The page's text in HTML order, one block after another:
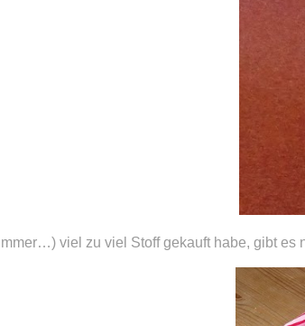
viel zu viel Stoff gekauft habe, gibt es